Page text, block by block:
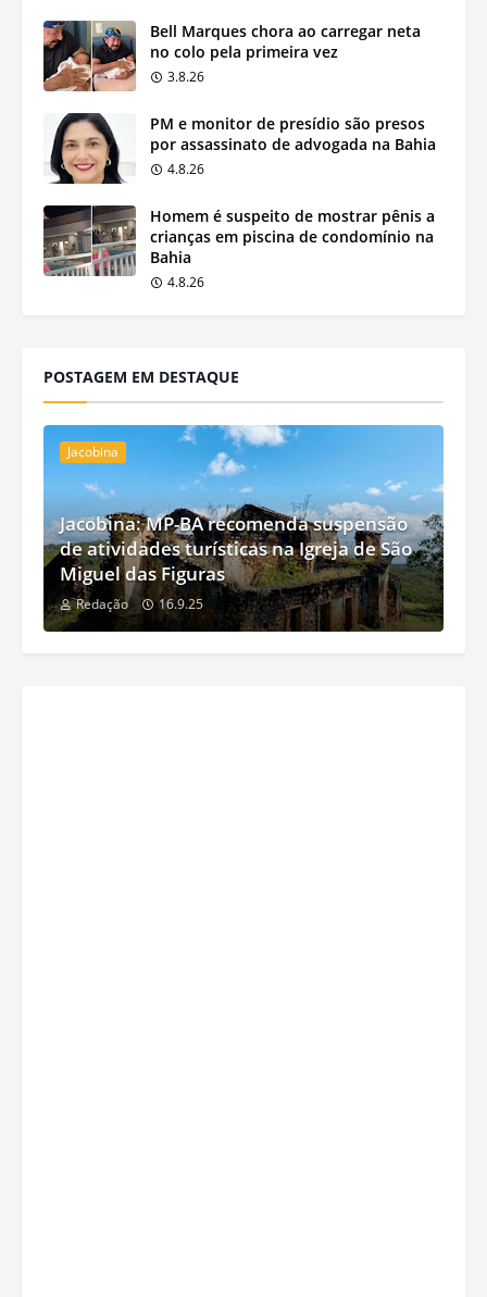
Bell Marques chora ao carregar neta
no colo pela primeira vez
3.8.26
PM e monitor de presídio são presos
por assassinato de advogada na Bahia
4.8.26
Homem é suspeito de mostrar pênis a
crianças em piscina de condomínio na
Bahia
4.8.26
POSTAGEM EM DESTAQUE
Jacobina
Jacobina: MP-BA recomenda suspensão
de atividades turísticas na Igreja de São
Miguel das Figuras
Redação 16.9.25